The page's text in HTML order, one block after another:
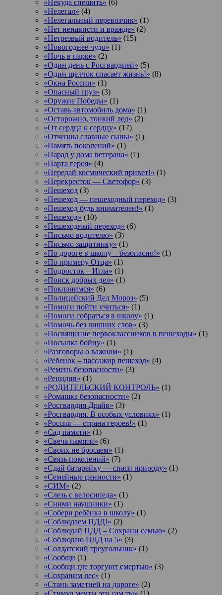
«Некуда спешить» (6)
«Нелегал» (4)
«Нелегальный перевозчик» (1)
«Нет ненависти и вражде» (2)
«Нетрезвый водитель» (15)
«Новогоднее чудо» (1)
«Ночь в парке» (2)
«Один день с Росгвардией» (5)
«Один щелчок спасает жизнь!» (8)
«Окна России» (1)
«Опасный груз» (3)
«Оружие Победы» (1)
«Оставь автомобиль дома» (1)
«Осторожно, тонкий лед» (2)
«От сердца к сердцу» (17)
«Отчизны славные сыны» (1)
«Память поколений» (1)
«Парад у дома ветерана» (1)
«Парта героя» (4)
«Передай космический привет!» (1)
«Перекресток — Светофор» (3)
«Пешеход (3)
«Пешеход — пешеходный переход» (3)
«Пешеход будь внимателен!» (1)
«Пешеход» (10)
«Пешеходный переход» (6)
«Письмо водителю» (3)
«Письмо защитнику» (1)
«По дороге в школу – безопасно!» (1)
«По примеру Отца» (1)
«Подросток ‒ Игла» (1)
«Поиск добрых дел» (1)
«Поклонимся» (6)
«Полицейский Дед Мороз» (5)
«Помоги пойти учиться» (1)
«Помоги собраться в школу» (1)
«Помочь без лишних слов» (3)
«Посвящение первоклассников в пешеходы» (1)
«Посылка бойцу» (1)
«Разговоры о важном» (1)
«Ребенок – пассажир пешеход» (4)
«Ремень безопасности» (3)
«Рецидив» (1)
«РОДИТЕЛЬСКИЙ КОНТРОЛЬ» (1)
«Ромашка безопасности» (2)
«Росгвардия Драйв» (3)
«Росгвардия. В особых условиях» (1)
«Россия — страна героев!» (1)
«Сад памяти» (1)
«Свеча памяти» (6)
«Своих не бросаем» (1)
«Связь поколений» (7)
«Сдай батарейку — спаси природу» (1)
«Семейные ценности» (1)
«СИМ» (2)
«Слезь с велосипеда» (1)
«Сними наушники» (1)
«Собери ребёнка в школу» (1)
«Соблюдаем ПДД!» (2)
«Соблюдай ПДД – Сохрани семью» (2)
«Соблюдаю ПДД на 5» (3)
«Солдатский треугольник» (1)
«Сообщи (1)
«Сообщи где торгуют смертью» (3)
«Сохраним лес» (1)
«Стань заметней на дороге» (2)
«Стимул мечты это сам ты» (1)